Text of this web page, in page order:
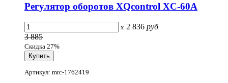
Регулятор оборотов XQcontrol XC-60A
x 2 836 руб
3 885
Скидка 27%
Артикул: mrc-1762419